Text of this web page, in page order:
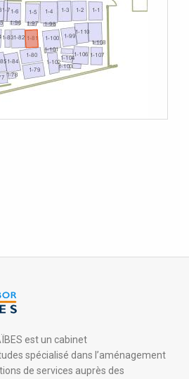
est un cabinet
spécialisé dans l’aménagement
de services auprès des